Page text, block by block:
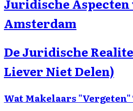
Juridische
Amsterdam
De Juridische
Liever Niet Delen)
Wat Makelaars